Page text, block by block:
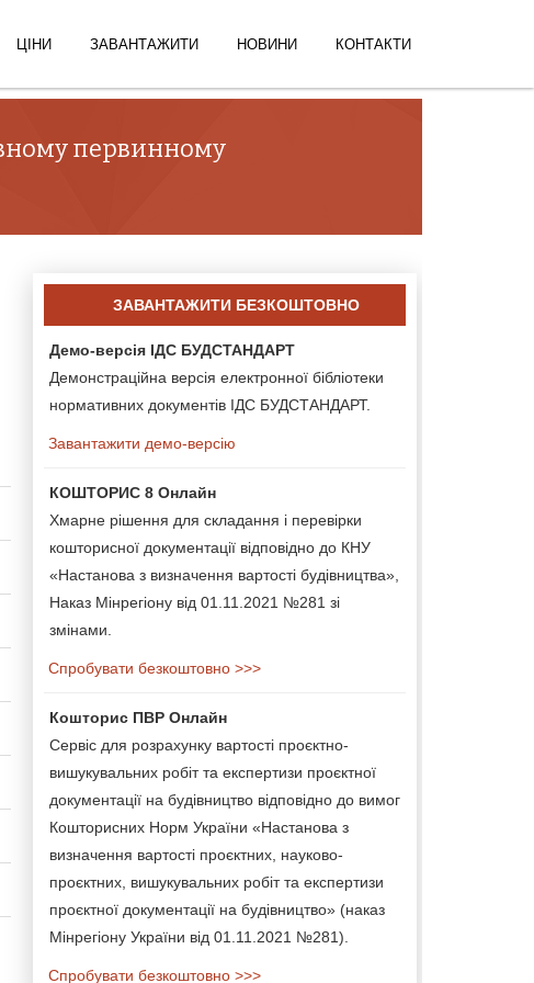
ЦІНИ ЗАВАНТАЖИТИ НОВИНИ КОНТАКТИ
первинному
ЗАВАНТАЖИТИ БЕЗКОШТОВНО
Демо-версія ІДС БУДСТАНДАРТ
Демонстраційна версія електронної бібліотеки
нормативних документів ІДС БУДСТАНДАРТ.
Завантажити демо-версію
КОШТОРИС 8 Онлайн
Хмарне рішення для складання і перевірки
кошторисної документації відповідно до КНУ
«Настанова з визначення вартості будівництва»,
Наказ Мінрегіону від 01.11.2021 №281 зі
змінами.
Спробувати безкоштовно >>>
Кошторис ПВР Онлайн
Сервіс для розрахунку вартості проєктно-
вишукувальних робіт та експертизи проєктної
документації на будівництво відповідно до вимог
Кошторисних Норм України «Настанова з
визначення вартості проєктних, науково-
проєктних, вишукувальних робіт та експертизи
проєктної документації на будівництво» (наказ
Мінрегіону України від 01.11.2021 №281).
Спробувати безкоштовно >>>